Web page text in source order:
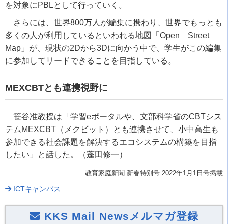
を対象に PBLとして行っていく。
さらには、世界800万人が編集に携わり、世界でもっとも
多くの人が利用しているといわれる地図「 Open
Street
Map 」が、現状の2Dから3Dに向かう中で、学生がこの編集
に参加してリードできることを目指している。
MEXCBTとも連携視野に
笹谷准教授は「学習eポータルや、文部科学省のCBTシス
テム MEXCBT （メクビット）とも連携させて、小中高生も
参加できる社会課題を解決するエコシステムの構築を目指
したい」と話した。（蓬田修一）
教育家庭新聞 新春特別号 2022年1月1日号掲載
ICTキャンパス
KKS Mail Newsメルマガ登録